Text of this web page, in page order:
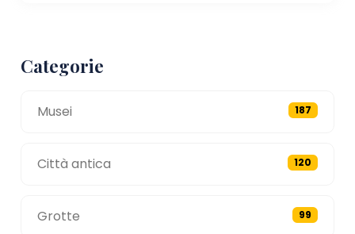
Categorie
Musei 187
Città antica 120
Grotte 99